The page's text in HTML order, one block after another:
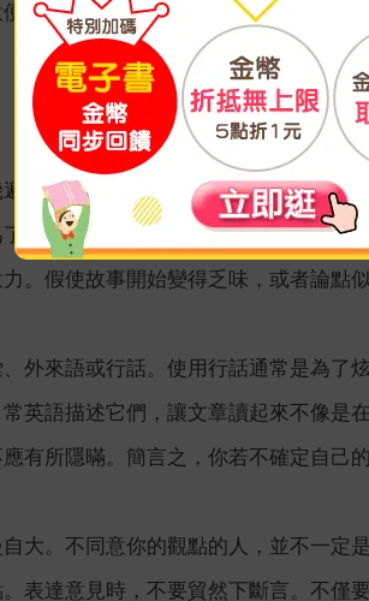
會更直接明瞭。
。每回都要毫不留情調整文字，無論
營造文學效果，提及或暗示沒有解釋
。假使故事開始變得乏味，或者論點
外來語或行話。使用行話通常是為了
英語描述它們，讓文章讀起來不像是
有所隱暪。簡言之，你若不確定自己
大。不同意你的觀點的人，並不一定
表達意見時，不要貿然下斷言。不僅